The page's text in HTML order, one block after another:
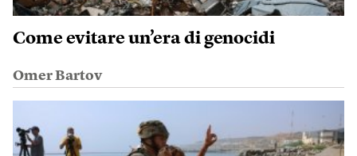
Come evitare un’era di genocidi
Omer Bartov